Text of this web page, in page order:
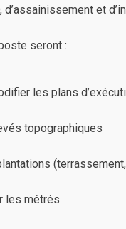
d’assainissement et
seront :
les plans
topographiques
les métrés